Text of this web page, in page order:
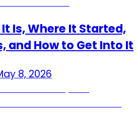
Is, Where It Started,
and How to Get Into It
8, 2026